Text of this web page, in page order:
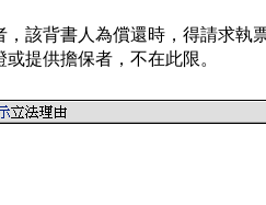
該背書人為償還時，得請求執